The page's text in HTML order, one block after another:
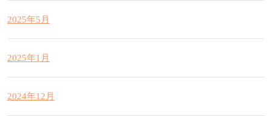
2025年5月
2025年1月
2024年12月